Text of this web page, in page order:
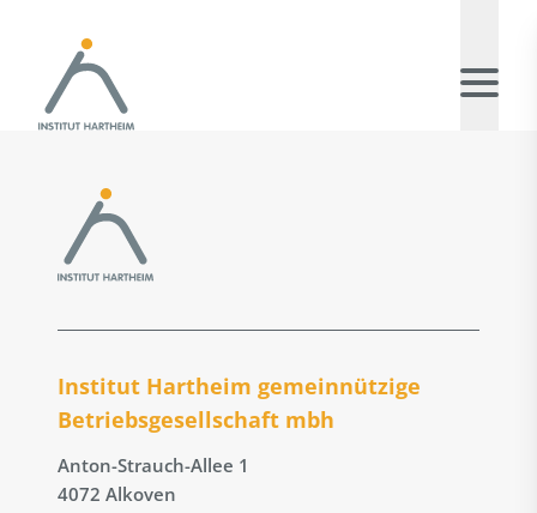
Institut Hartheim gemeinnützige
Betriebs­gesellschaft mbh
Anton-Strauch-Allee 1
4072 Alkoven